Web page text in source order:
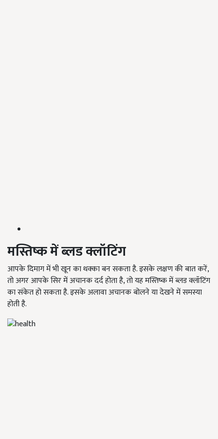
मस्तिष्क में ब्लड क्लॉटिंग
आपके दिमाग में भी खून का थक्का बन सकता है. इसके लक्षण की बात करें,
तो अगर आपके सिर में अचानक दर्द होता है,तो यह मस्तिष्क में ब्लड क्लॉटिंग
का संकेत हो सकता है. इसके अलावा अचानक बोलने या देखने में समस्या
होती है.